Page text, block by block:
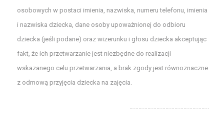
osobowych w postaci imienia, nazwiska, numeru telefonu, imienia
i nazwiska dziecka, dane osoby upoważnionej do odbioru
dziecka (jeśli podane) oraz wizerunku i głosu dziecka akceptując
fakt, że ich przetwarzanie jest niezbędne do realizacji
wskazanego celu przetwarzania, a brak zgody jest równoznaczne
z odmową przyjęcia dziecka na zajęcia.